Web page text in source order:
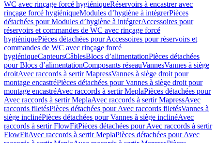
WC avec rinçage forcé hygiéniqueRéservoirs à encastrer avec
rinçage forcé hygiéniqueModules d’hygiène à intégrerPièces
détachées pour Modules d’hygiène à intégrerAccessoires pour
réservoirs et commandes de WC avec rinçage forcé
hygiéniquePièces détachées pour Accessoires pour réservoirs et
commandes de WC avec rinçage forcé
hygiéniqueCapteursCâblesBlocs d’alimentationPièces détachées
pour Blocs d’alimentationComposants réseauVannesVannes à siège
droitAvec raccords à sertir MapressVannes à siège droit pour
montage encastréPièces détachées pour Vannes à siège droit pour
montage encastréAvec raccords à sertir MeplaPièces détachées pour
Avec raccords à sertir MeplaAvec raccords à sertir MapressAvec
raccords filetésPièces détachées pour Avec raccords filetésVannes à
siège inclinéPièces détachées pour Vannes à siège inclinéAvec
raccords à sertir FlowFitPièces détachées pour Avec raccords à sertir
FlowFitAvec raccords à sertir MeplaPièces détachées pour Avec